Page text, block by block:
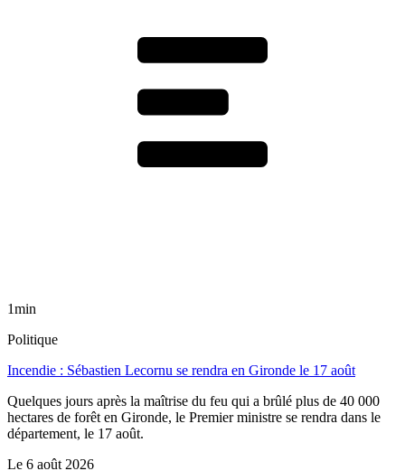
1min
Politique
Incendie : Sébastien Lecornu se rendra en Gironde le 17 août
Quelques jours après la maîtrise du feu qui a brûlé plus de 40 000
hectares de forêt en Gironde, le Premier ministre se rendra dans le
département, le 17 août.
Le 6 août 2026